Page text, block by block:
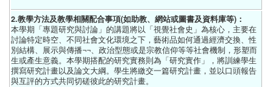
2.教學方法及教學相關配合事項(如助教、網站或圖書及資料庫等)：
本學期「專題研究與討論」的講題將以「視覺社會史」為核心，主要在
討論特定時空、不同社會文化環境之下，藝術品如何通過經濟交換、性
別結構、展示與傳播¬¬、政治型態或是宗教信仰等等社會機制，形塑而
生或產生意義。本學期搭配的研究實務則為「研究實作」，將訓練學生
撰寫研究計畫以及論文大綱。學生將繳交一篇研究計畫，並以口頭報告
與互評的方式共同切磋彼此的研究計畫。